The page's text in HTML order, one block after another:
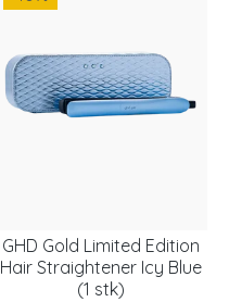
GHD Gold Limited Edition
Hair Straightener Icy Blue
(1 stk)